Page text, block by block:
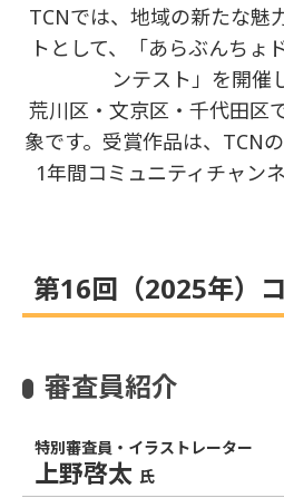
TCNでは、地域の新たな魅
トとして、「あらぶんちょ
ンテスト」を開催
荒川区・文京区・千代田区
象です。受賞作品は、TCN
1年間コミュニティチャン
第16回（2025年）
審査員紹介
特別審査員・イラストレーター
上野啓太 氏